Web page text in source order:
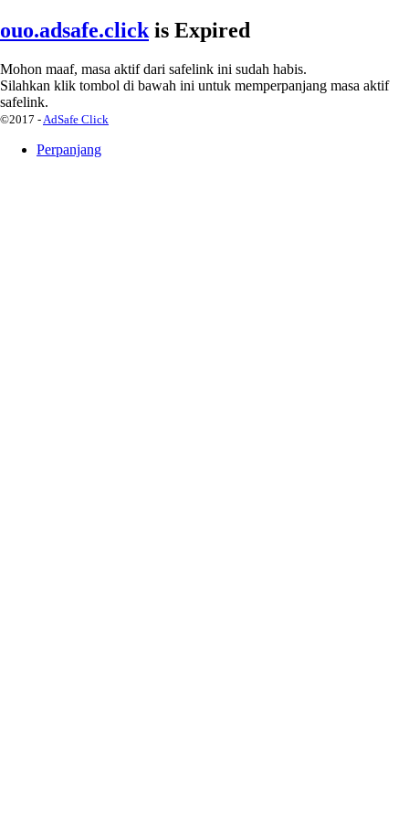
ouo.adsafe.click is Expired
Mohon maaf, masa aktif dari safelink ini sudah habis.
Silahkan klik tombol di bawah ini untuk memperpanjang masa aktif
safelink.
©2017 - AdSafe Click
Perpanjang